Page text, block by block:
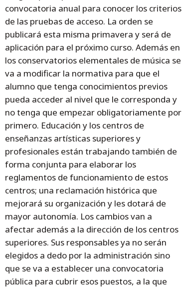
convocatoria anual para conocer los criterios
de las pruebas de acceso. La orden se
publicará esta misma primavera y será de
aplicación para el próximo curso. Además en
los conservatorios elementales de música se
va a modificar la normativa para que el
alumno que tenga conocimientos previos
pueda acceder al nivel que le corresponda y
no tenga que empezar obligatoriamente por
primero. Educación y los centros de
enseñanzas artísticas superiores y
profesionales están trabajando también de
forma conjunta para elaborar los
reglamentos de funcionamiento de estos
centros; una reclamación histórica que
mejorará su organización y les dotará de
mayor autonomía. Los cambios van a
afectar además a la dirección de los centros
superiores. Sus responsables ya no serán
elegidos a dedo por la administración sino
que se va a establecer una convocatoria
pública para cubrir esos puestos, a la que